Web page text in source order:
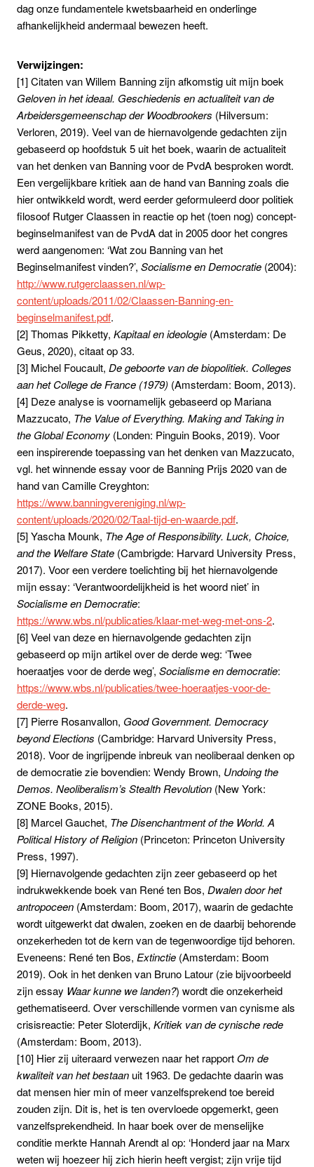
dag onze fundamentele kwetsbaarheid en onderlinge
afhankelijkheid andermaal bewezen heeft.
Verwijzingen:
[1] Citaten van Willem Banning zijn afkomstig uit mijn boek
Geloven in het ideaal. Geschiedenis en actualiteit van de
Arbeidersgemeenschap der Woodbrookers (Hilversum:
Verloren, 2019). Veel van de hiernavolgende gedachten zijn
gebaseerd op hoofdstuk 5 uit het boek, waarin de actualiteit
van het denken van Banning voor de PvdA besproken wordt.
Een vergelijkbare kritiek aan de hand van Banning zoals die
hier ontwikkeld wordt, werd eerder geformuleerd door politiek
filosoof Rutger Claassen in reactie op het (toen nog) concept-
beginselmanifest van de PvdA dat in 2005 door het congres
werd aangenomen: ‘Wat zou Banning van het
Beginselmanifest vinden?’, Socialisme en Democratie (2004):
http://www.rutgerclaassen.nl/wp-
content/uploads/2011/02/Claassen-Banning-en-
beginselmanifest.pdf.
[2] Thomas Pikketty, Kapitaal en ideologie (Amsterdam: De
Geus, 2020), citaat op 33.
[3] Michel Foucault, De geboorte van de biopolitiek. Colleges
aan het College de France (1979) (Amsterdam: Boom, 2013).
[4] Deze analyse is voornamelijk gebaseerd op Mariana
Mazzucato, The Value of Everything. Making and Taking in
the Global Economy (Londen: Pinguin Books, 2019). Voor
een inspirerende toepassing van het denken van Mazzucato,
vgl. het winnende essay voor de Banning Prijs 2020 van de
hand van Camille Creyghton:
https://www.banningvereniging.nl/wp-
content/uploads/2020/02/Taal-tijd-en-waarde.pdf.
[5] Yascha Mounk, The Age of Responsibility. Luck, Choice,
and the Welfare State (Cambrigde: Harvard University Press,
2017). Voor een verdere toelichting bij het hiernavolgende
mijn essay: ‘Verantwoordelijkheid is het woord niet’ in
Socialisme en Democratie:
https://www.wbs.nl/publicaties/klaar-met-weg-met-ons-2.
[6] Veel van deze en hiernavolgende gedachten zijn
gebaseerd op mijn artikel over de derde weg: ‘Twee
hoeraatjes voor de derde weg’, Socialisme en democratie:
https://www.wbs.nl/publicaties/twee-hoeraatjes-voor-de-
derde-weg.
[7] Pierre Rosanvallon, Good Government. Democracy
beyond Elections (Cambridge: Harvard University Press,
2018). Voor de ingrijpende inbreuk van neoliberaal denken op
de democratie zie bovendien: Wendy Brown, Undoing the
Demos. Neoliberalism’s Stealth Revolution (New York:
ZONE Books, 2015).
[8] Marcel Gauchet, The Disenchantment of the World. A
Political History of Religion (Princeton: Princeton University
Press, 1997).
[9] Hiernavolgende gedachten zijn zeer gebaseerd op het
indrukwekkende boek van René ten Bos, Dwalen door het
antropoceen (Amsterdam: Boom, 2017), waarin de gedachte
wordt uitgewerkt dat dwalen, zoeken en de daarbij behorende
onzekerheden tot de kern van de tegenwoordige tijd behoren.
Eveneens: René ten Bos, Extinctie (Amsterdam: Boom
2019). Ook in het denken van Bruno Latour (zie bijvoorbeeld
zijn essay Waar kunne we landen?) wordt die onzekerheid
gethematiseerd. Over verschillende vormen van cynisme als
crisisreactie: Peter Sloterdijk, Kritiek van de cynische rede
(Amsterdam: Boom, 2013).
[10] Hier zij uiteraard verwezen naar het rapportOm de
kwaliteit van het bestaan uit 1963. De gedachte daarin was
dat mensen hier min of meer vanzelfsprekend toe bereid
zouden zijn. Dit is, het is ten overvloede opgemerkt, geen
vanzelfsprekendheid. In haar boek over de menselijke
conditie merkte Hannah Arendt al op: ‘Honderd jaar na Marx
weten wij hoezeer hij zich hierin heeft vergist; zijn vrije tijd